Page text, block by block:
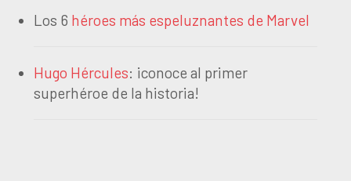
Los 6 héroes más espeluznantes de Marvel
Hugo Hércules: ¡conoce al primer
superhéroe de la historia!